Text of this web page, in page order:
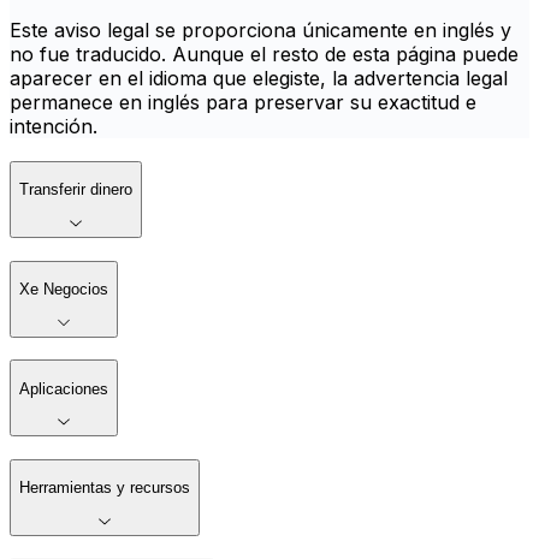
Este aviso legal se proporciona únicamente en inglés y
no fue traducido. Aunque el resto de esta página puede
aparecer en el idioma que elegiste, la advertencia legal
permanece en inglés para preservar su exactitud e
intención.
Transferir dinero
Xe Negocios
Aplicaciones
Herramientas y recursos